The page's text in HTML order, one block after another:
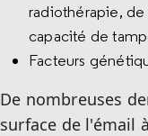
radiothérapie,
capacité de
Facteurs
De nombreuses
surface de l'émail